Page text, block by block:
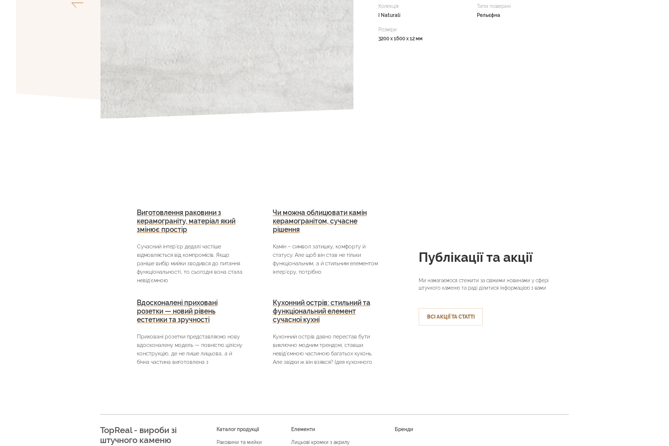
Колекція
I Naturali
Типи поверхні
Рельєфна
Розміри
3200 x 1600 x 12 мм
Публікації та акції
Ми намагаємося стежити за свіжими новинами у сфері
штучного каменю та раді ділитися інформацією з вами
ВСІ АКЦІЇ ТА СТАТТІ
Виготовлення раковини з
керамограніту, матеріал який
змінює простір
Сучасний інтер’єр дедалі частіше
відмовляється від компромісів. Якщо
раніше вибір мийки зводився до питання
функціональності, то сьогодні вона стала
невід’ємною
Чи можна облицювати камін
керамогранітом, сучасне
рішення
Камін – символ затишку, комфорту й
статусу. Але щоб він став не тільки
функціональним, а й стильним елементом
інтер’єру, потрібно
Вдосконалені приховані
розетки — новий рівень
естетики та зручності
Приховані розетки представляємо нову
вдосконалену модель — повністю цілісну
конструкцію, де не лише лицьова, а й
бічна частина виготовлена з
Кухонний острів: стильний та
функціональний елемент
сучасної кухні
Кухонний острів давно перестав бути
виключно модним трендом, ставши
невід’ємною частиною багатьох кухонь.
Але звідки ж він взявся? Ідея кухонного
TopReal - вироби зі
штучного каменю
Каталог продукції
Раковини та мийки
Елементи
Лицьові кромки з акрилу
Бренди